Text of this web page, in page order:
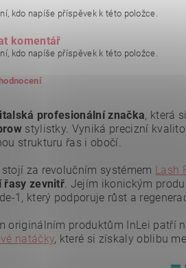
kdo napíše příspěvek k této položce.
komentář
kdo napíše příspěvek k této položce.
italská profesionální značka, která
stylistky. Vyniká precizní
strukturu řas i obočí.
za revolučním systémem Lash
řasy zevnitř. Jejím ikonickým
1, který podporuje růst a
originálním produktům InLei patří
natáčky, které si získaly oblibu